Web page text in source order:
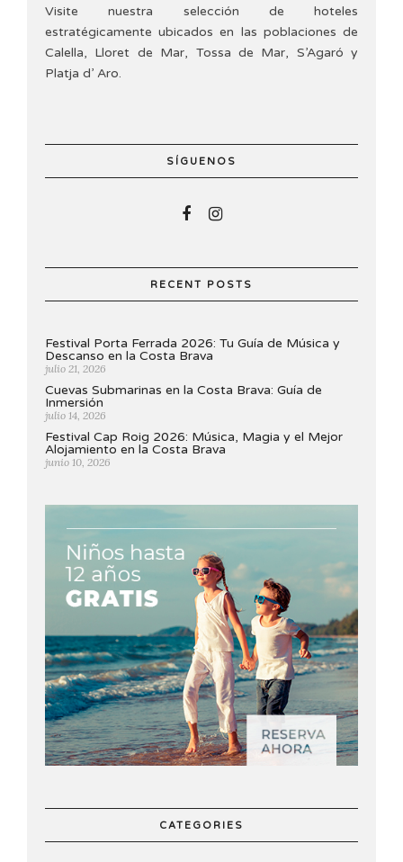
Visite nuestra selección de hoteles
estratégicamente ubicados en las poblaciones de
Calella, Lloret de Mar, Tossa de Mar, S’Agaró y
Platja d’ Aro.
SÍGUENOS
RECENT POSTS
Festival Porta Ferrada 2026: Tu Guía de Música y
Descanso en la Costa Brava
julio 21, 2026
Cuevas Submarinas en la Costa Brava: Guía de
Inmersión
julio 14, 2026
Festival Cap Roig 2026: Música, Magia y el Mejor
Alojamiento en la Costa Brava
junio 10, 2026
CATEGORIES